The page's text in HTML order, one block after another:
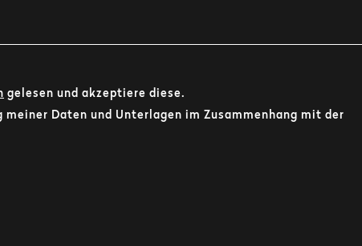
gelesen und akzeptiere diese.
meiner Daten und Unterlagen im Zusammenhang mit der